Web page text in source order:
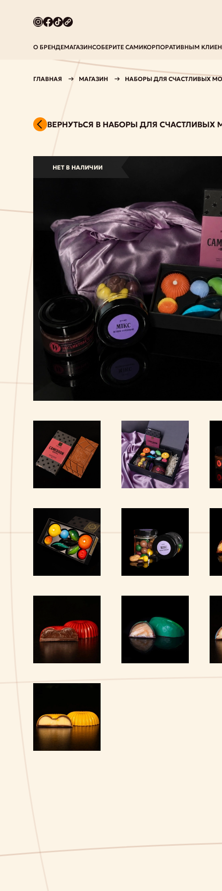
О БРЕНДЕМАГАЗИНСОБЕРИТЕ САМИКОРПОРАТИВНЫМ
ГЛАВНАЯ МАГАЗИН НАБОРЫ ДЛЯ СЧАСТЛИВЫХ
ВЕРНУТЬСЯ В НАБОРЫ ДЛЯ СЧАСТЛИВЫХ
НЕТ В НАЛИЧИИ